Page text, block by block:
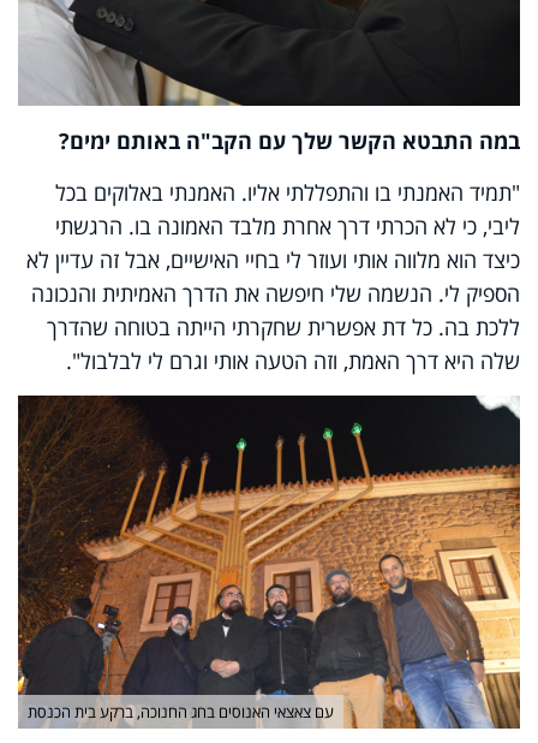
במה התבטא הקשר שלך עם הקב"ה באותם ימים?
"תמיד האמנתי בו והתפללתי אליו. האמנתי באלוקים בכל
ליבי, כי לא הכרתי דרך אחרת מלבד האמונה בו. הרגשתי
כיצד הוא מלווה אותי ועוזר לי בחיי האישיים, אבל זה עדיין לא
הספיק לי. הנשמה שלי חיפשה את הדרך האמיתית והנכונה
ללכת בה. כל דת אפשרית שחקרתי הייתה בטוחה שהדרך
שלה היא דרך האמת, וזה הטעה אותי וגרם לי לבלבול".
עם צאצאי האנוסים בחג החנוכה, ברקע בית הכנסת